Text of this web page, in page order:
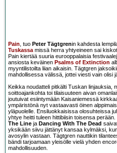
Pain, tuo Peter Tägtgrenin kahdesta
Tuskassamissä herra yhtyeineen sai
Pain kiertää suuria eurooppalaisia
ansiosta keväinen Psalms of Extinction
myyntilistoilta liian aikaisin. Tägtgren
mahdollisessa välissä, jottei viesti vain olisi
Keikka noudatteli pitkälti Tuskan linjauksia,
soittoajankohta toi tilaisuuteen aivan
joutuivat esiintymään Kaisaniemessä
ympäristönä nyt vastaavasti öinen
yläpuolelle. Ensiluokkaisissa olosuhteissa
yhtye heitti tuleen hittibiisin toisensa
The Line ja Dancing With The Dead
yksikään siivu jättänyt kansaa kylmäksi,
avosylin vastaan. Tägtgren nauttikin
bändi tarjoamaan yleisölle vielä yhden
mahdollisuuden.